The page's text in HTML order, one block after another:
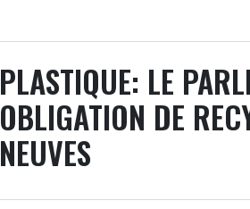
PLASTIQUE: LE
OBLIGATION DE
NEUVES